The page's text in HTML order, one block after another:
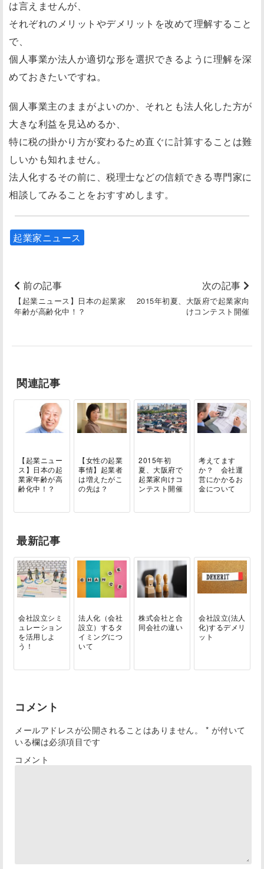
は言えませんが、
それぞれのメリットやデメリットを改めて理解すること
で、
個人事業か法人か適切な形を選択できるように理解を深
めておきたいですね。
個人事業主のままがよいのか、それとも法人化した方が
大きな利益を見込めるか、
特に税の掛かり方が変わるため直ぐに計算することは難
しいかも知れません。
法人化するその前に、税理士などの信頼できる専門家に
相談してみることをおすすめします。
起業家ニュース
前の記事
【起業ニュース】日本の起業家
年齢が高齢化中！？
次の記事
2015年初夏、大阪府で起業家向
けコンテスト開催
関連記事
【起業ニュー
ス】日本の起
業家年齢が高
齢化中！？
【女性の起業
事情】起業者
は増えたがこ
の先は？
2015年初
夏、大阪府で
起業家向けコ
ンテスト開催
考えてます
か？ 会社運
営にかかるお
金について
最新記事
会社設立シミ
ュレーション
を活用しよ
う！
法人化（会社
設立）するタ
イミングにつ
いて
株式会社と合
同会社の違い
会社設立(法人
化)するデメリ
ット
コメント
メールアドレスが公開されることはありません。 * が付いて
いる欄は必須項目です
コメント